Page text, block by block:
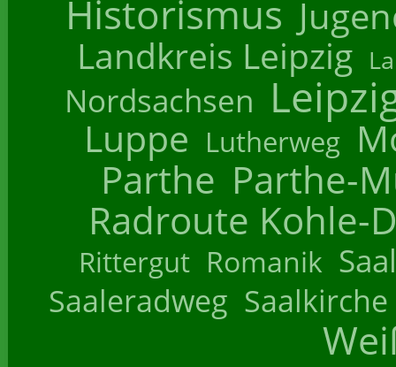
Historismus
Landkreis Leipzig
Nordsachsen
Luppe Lutherweg
Parthe Parthe-
Radroute Kohle-
Rittergut Romanik
Saaleradweg Saalkirche